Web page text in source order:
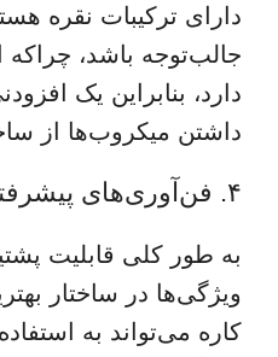
دارای ترکیبات نقره
جالب‌توجه باشد،
دارد، بنابراین یک
داشتن میکروب‌ها از
۴. فن‌آوری‌های پیشرفته دستگاه
به طور کلی قابلیت
ویژگی‌ها در ساختار
کاره می‌تواند به